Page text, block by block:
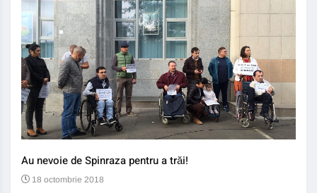
Au nevoie de Spinraza pentru a trăi!
18 octombrie 2018